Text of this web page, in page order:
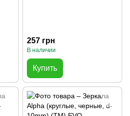
257 грн
В наличии
Купить